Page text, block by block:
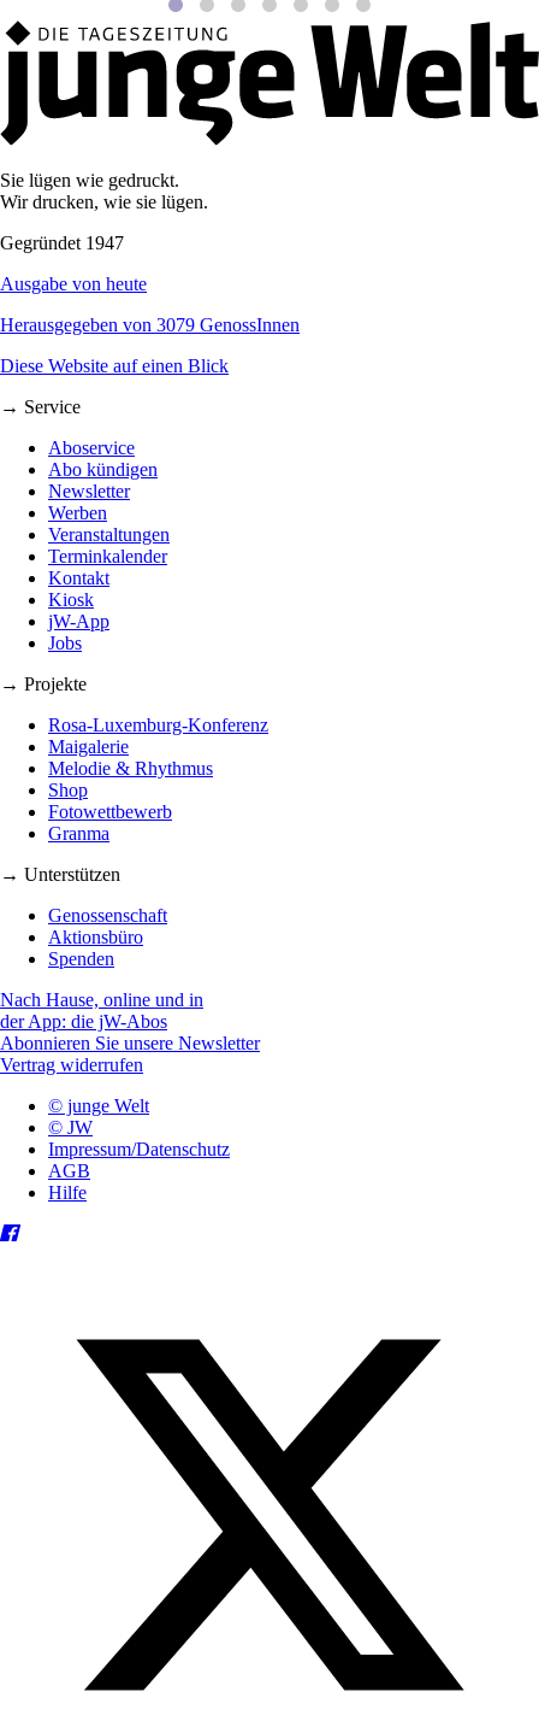
Sie lügen wie gedruckt.
Wir drucken, wie sie lügen.
Gegründet 1947
Ausgabe von heute
Herausgegeben von 3079 GenossInnen
Diese Website auf einen Blick
→ Service
Aboservice
Abo kündigen
Newsletter
Werben
Veranstaltungen
Terminkalender
Kontakt
Kiosk
jW-App
Jobs
→ Projekte
Rosa-Luxemburg-Konferenz
Maigalerie
Melodie & Rhythmus
Shop
Fotowettbewerb
Granma
→ Unterstützen
Genossenschaft
Aktionsbüro
Spenden
Nach Hause, online und in
der App: die jW-Abos
Abonnieren Sie unsere Newsletter
Vertrag widerrufen
© junge Welt
© JW
Impressum/Datenschutz
AGB
Hilfe